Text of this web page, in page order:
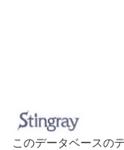
このデータベースの